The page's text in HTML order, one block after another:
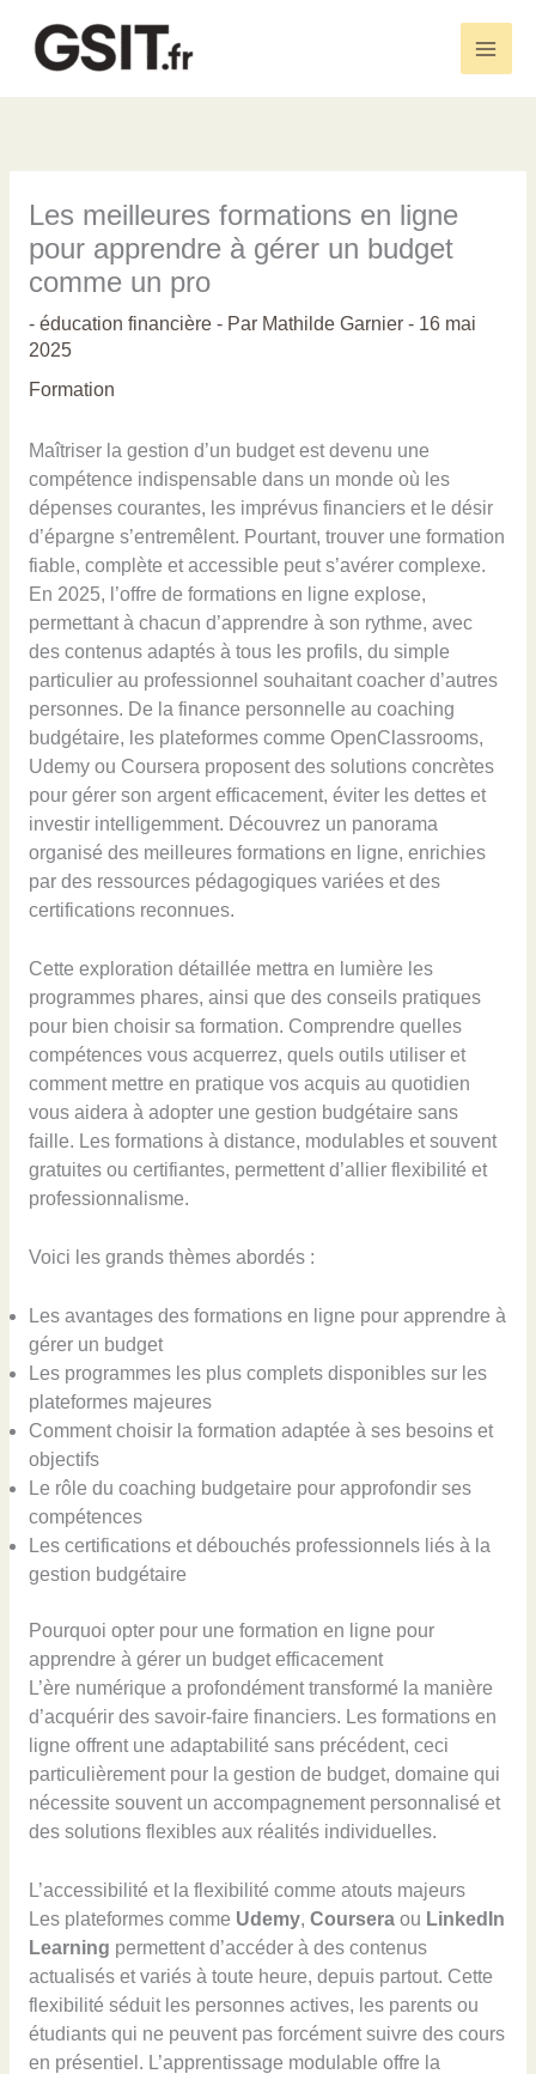
contenu
Main
Les meilleures formations en ligne
pour apprendre à gérer un budget
comme un pro
- éducation financière- Par Mathilde Garnier - 16 mai
2025
Formation
Maîtriser la gestion d’un budget est devenu une
compétence indispensable dans un monde où les
dépenses courantes, les imprévus financiers et le désir
d’épargne s’entremêlent. Pourtant, trouver une formation
fiable, complète et accessible peut s’avérer complexe.
En 2025, l’offre de formations en ligne explose,
permettant à chacun d’apprendre à son rythme, avec
des contenus adaptés à tous les profils, du simple
particulier au professionnel souhaitant coacher d’autres
personnes. De la finance personnelle au coaching
budgétaire, les plateformes comme OpenClassrooms,
Udemy ou Coursera proposent des solutions concrètes
pour gérer son argent efficacement, éviter les dettes et
investir intelligemment. Découvrez un panorama
organisé des meilleures formations en ligne, enrichies
par des ressources pédagogiques variées et des
certifications reconnues.
Cette exploration détaillée mettra en lumière les
programmes phares, ainsi que des conseils pratiques
pour bien choisir sa formation. Comprendre quelles
compétences vous acquerrez, quels outils utiliser et
comment mettre en pratique vos acquis au quotidien
vous aidera à adopter une gestion budgétaire sans
faille. Les formations à distance, modulables et souvent
gratuites ou certifiantes, permettent d’allier flexibilité et
professionnalisme.
Voici les grands thèmes abordés :
Les avantages des formations en ligne pour apprendre à
gérer un budget
Les programmes les plus complets disponibles sur les
plateformes majeures
Comment choisir la formation adaptée à ses besoins et
objectifs
Le rôle du coaching budgetaire pour approfondir ses
compétences
Les certifications et débouchés professionnels liés à la
gestion budgétaire
Pourquoi opter pour une formation en ligne pour
apprendre à gérer un budget efficacement
L’ère numérique a profondément transformé la manière
d’acquérir des savoir-faire financiers. Les formations en
ligne offrent une adaptabilité sans précédent, ceci
particulièrement pour la gestion de budget, domaine qui
nécessite souvent un accompagnement personnalisé et
des solutions flexibles aux réalités individuelles.
L’accessibilité et la flexibilité comme atouts majeurs
Les plateformes comme Udemy, Courseraou LinkedIn
Learning permettent d’accéder à des contenus
actualisés et variés à toute heure, depuis partout. Cette
flexibilité séduit les personnes actives, les parents ou
étudiants qui ne peuvent pas forcément suivre des cours
en présentiel. L’apprentissage modulable offre la